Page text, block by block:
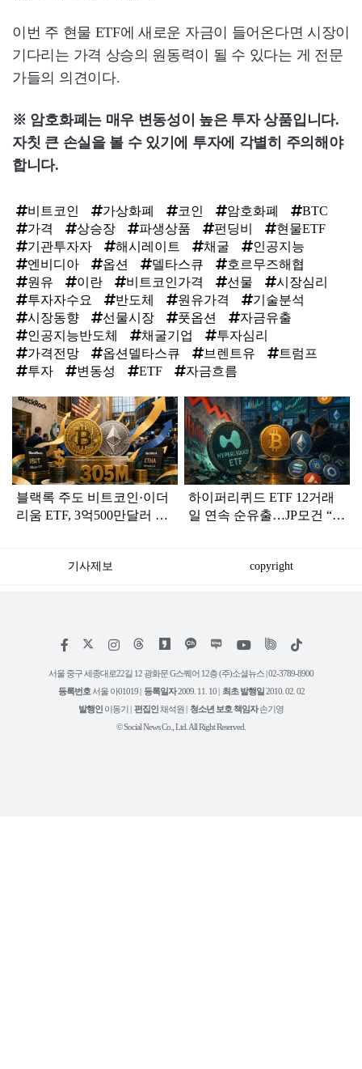
이번 주 현물 ETF에 새로운 자금이 들어온다면 시장이
기다리는 가격 상승의 원동력이 될 수 있다는 게 전문
가들의 의견이다.
※ 암호화폐는 매우 변동성이 높은 투자 상품입니다.
자칫 큰 손실을 볼 수 있기에 투자에 각별히 주의해야
합니다.
비트코인 가상화폐 코인 암호화폐
BTC
가격
상승장 파생상품 펀딩비
현물ETF
기관투자자
해시레이트 채굴
인공지능
엔비디아
옵션 델타스큐
호르무즈해협
원유
이란 비트코인가격 선물
시장심리
투자자수요
반도체 원유가격
기술분석
시장동향
선물시장 풋옵션
자금유출
인공지능반도체
채굴기업
투자심리
가격전망
옵션델타스큐 브렌트유
트럼프
투자
변동성 ETF 자금흐름
탑
라
인
블랙록 주도 비트코인·이더
리움 ETF, 3억500만달러 순
하이퍼리퀴드 ETF 12거래
일 연속 순유출…JP모건 “점
기사제보 copyright
페
스
인
타
램
위
트
유
튜
틱
서울 중구 세종대로22길 12 광화문 G스퀘어 12층 (주)소셜뉴스 | 02-3789-8900
등록번호 서울 아01019 | 등록일자2009. 11. 10 | 최초 발행일2010. 02. 02
발행인 이동기 | 편집인채석원 | 청소년 보호 책임자손기영
© Social News Co., Ltd. All Right Reserved.